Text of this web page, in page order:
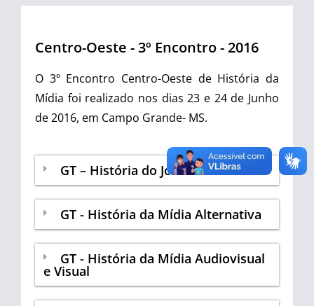
Centro-Oeste - 3º Encontro - 2016
O 3º Encontro Centro-Oeste de História da
Mídia foi realizado nos dias 23 e 24 de Junho
de 2016, em Campo Grande- MS.
GT – História do Jornalismo
GT - História da Mídia Alternativa
GT - História da Mídia Audiovisual
e Visual